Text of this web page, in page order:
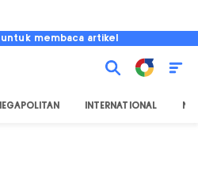
membaca artikel
INTERNATIONAL